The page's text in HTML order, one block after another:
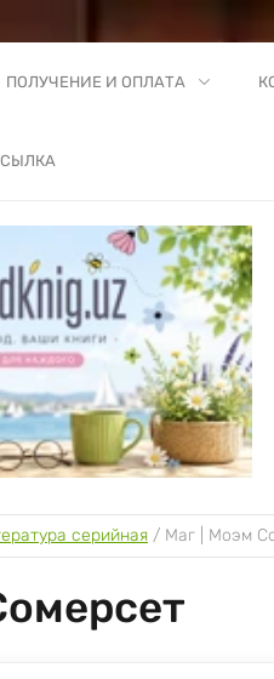
ПОЛУЧЕНИЕ И ОПЛАТА
серийная / Маг | Моэм